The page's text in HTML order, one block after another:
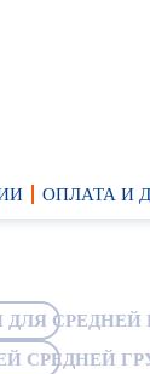
ОПЛАТА И
СРЕДНЕЙ
СРЕДНЕЙ